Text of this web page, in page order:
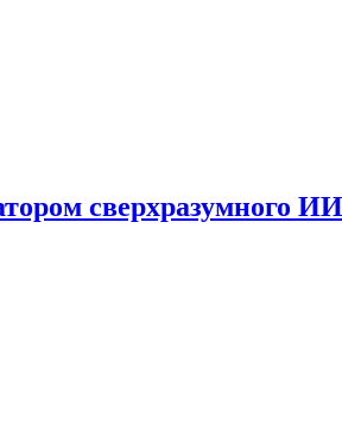
сверхразумного